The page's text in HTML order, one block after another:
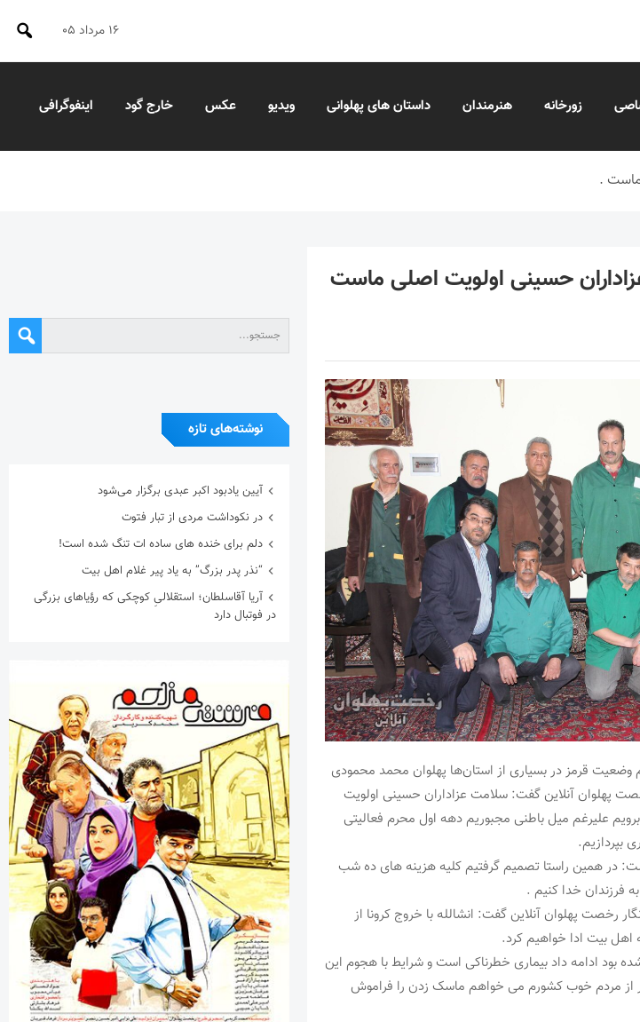
۱۶ مرداد ۰۵
زورخانه هنرمندان داستان های پهلوانی ویدیو عکس خارج گود اینفوگرافی
.
حسینی اولویت اصلی ماست
وضعیت قرمز در بسیاری از استان‌ها پهلوان محمد محمودی
پهلوان آنلاین گفت: سلامت عزاداران حسینی اولویت
علیرغم میل باطنی مجبوریم دهه اول محرم فعالیتی
بپردازیم.
در همین راستا تصمیم گرفتیم کلیه هزینه های ده شب
فرزندان خدا کنیم .
رخصت پهلوان آنلاین گفت: انشالله با خروج کرونا از
اهل بیت ادا خواهیم کرد.
بود ادامه داد بیماری خطرناکی است و شرایط با هجوم این
مردم خوب کشورم می خواهم ماسک زدن را فراموش
نوشته‌های تازه
آیین یادبود اکبر عبدی برگزار می‌شود
در نکوداشت مردی از تبار فتوت
دلم برای خنده های ساده ات تنگ شده است!
“نذر پدر بزرگ” به یاد پیر غلام اهل بیت
آریا آقاسلطان؛ استقلالیِ کوچکی که رؤیاهای بزرگی
در فوتبال دارد